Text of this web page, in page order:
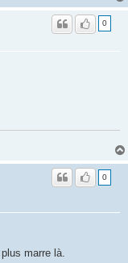
0
0
marre là.